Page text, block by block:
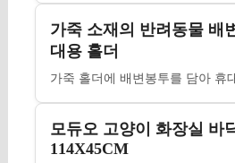
가죽 소재의 반려동물 배
대용 홀더
가죽 홀더에 배변봉투를 담아 휴
모듀오 고양이 화장실 바
114X45CM